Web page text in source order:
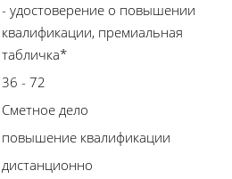
- удостоверение о повышении
квалификации, премиальная
табличка*
36 - 72
Сметное дело
повышение квалификации
дистанционно